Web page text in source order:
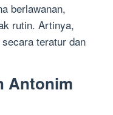
berlawanan,
rutin. Artinya,
teratur dan
Antonim